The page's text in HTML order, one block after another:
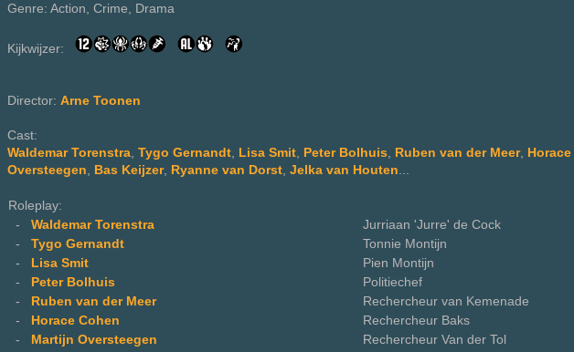
Genre: Action, Crime, Drama
Kijkwijzer:
Director: Arne Toonen
Cast:
Waldemar Torenstra Tygo Gernandt Lisa Smit Peter Bolhuis Ruben van der Meer,
Oversteegen
Bas Keijzer, Ryanne van Dorst Jelka van Houten
Roleplay:
- Waldemar Torenstra
Jurriaan 'Jurre' de Cock
- Tygo Gernandt
Tonnie Montijn
-
Lisa Smit
Pien Montijn
-
Peter Bolhuis
Politiechef
-
Ruben van der Meer
Rechercheur van Kemenade
-
Horace Cohen
Rechercheur Baks
-
Martijn Oversteegen
Rechercheur Van der Tol